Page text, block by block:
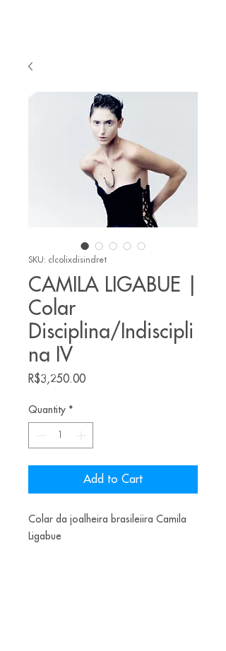
SKU: clcolixdisindret
CAMILA LIGABUE |
Colar
Disciplina/Indiscipli
na IV
R$3,250.00Price
Quantity *
Add to Cart
Colar da joalheira brasileiira Camila
Ligabue